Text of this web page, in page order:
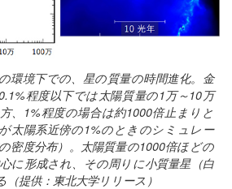
環境下での、星の質量の時間進化。金
程度以下では太陽質量の1万～10万
、1%程度の場合は約1000倍止まりと
太陽系近傍の1%のときのシミュレー
密度分布）。太陽質量の1000倍ほどの
に形成され、その周りに小質量星（白
提供：東北大学リリース）